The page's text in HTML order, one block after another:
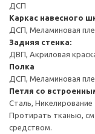
ДСП
Каркас навесного
ДСП, Меламиновая
Задняя стенка:
ДВП, Акриловая
Полка
ДСП, Меламиновая
Петля со
Сталь, Никелирование
Протирать тканью,
средством.